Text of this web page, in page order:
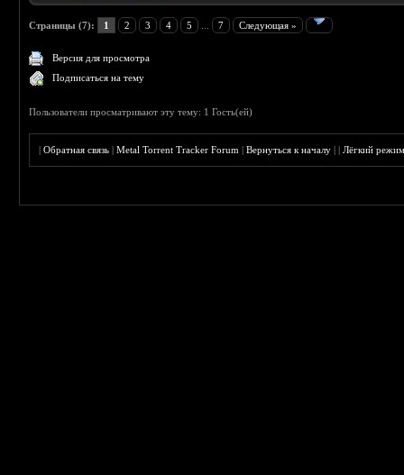
Страницы (7): 1 2 3 4 5 7 Следующая »
Версия для просмотра
Подписаться на тему
Пользователи просматривают эту тему: 1 Гость(ей)
|Обратная связь |Metal Torrent Tracker Forum |Вернуться к началу ||Лёгкий